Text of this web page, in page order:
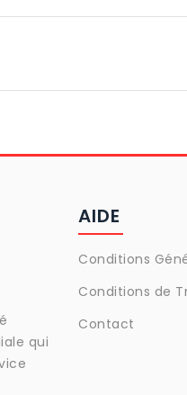
qui
AIDE
Conditions
Conditions de
Contact